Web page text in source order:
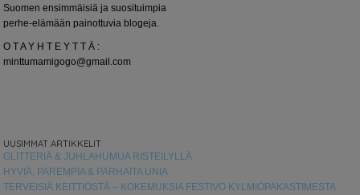
Suomen ensimmäisiä ja suosituimpia
perhe-elämään painottuvia blogeja.
O T A Y H T E Y T T Ä :
minttumamigogo@gmail.com
UUSIMMAT ARTIKKELIT
GLITTERIÄ & JUHLAHUMUA RISTEILYLLÄ
HYVIÄ, PAREMPIA & PARHAITA UNIA
TERVEISIÄ KEITTIÖSTÄ – KOKEMUKSIA FESTIVO KYLMIÖPAKASTIMESTA